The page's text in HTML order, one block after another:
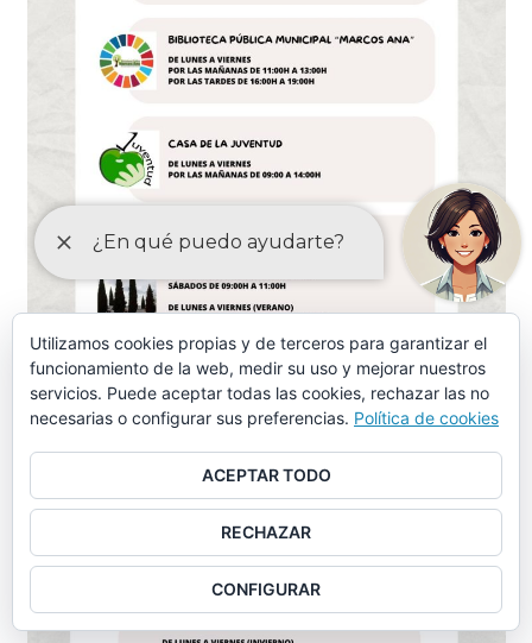
Utilizamos cookies propias y de terceros para garantizar el
funcionamiento de la web, medir su uso y mejorar nuestros
servicios. Puede aceptar todas las cookies, rechazar las no
necesarias o configurar sus preferencias. Política de cookies
ACEPTAR TODO
RECHAZAR
CONFIGURAR